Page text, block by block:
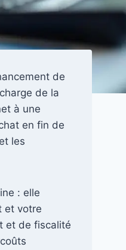
de
de la
à une
en fin de
les
: elle
et votre
et de fiscalité